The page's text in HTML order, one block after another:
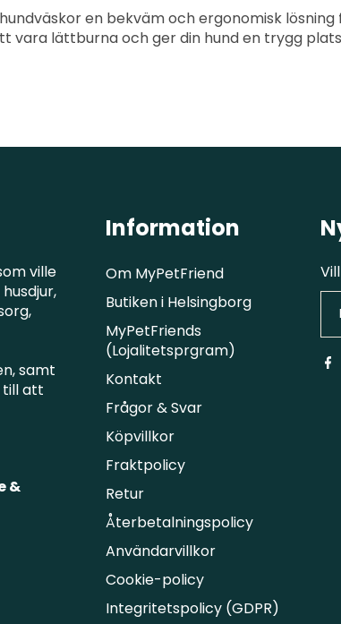
en bekväm och ergonomisk
vara lättburna och ger din hund en trygg
ville
samt
till att
&
Information
Om MyPetFriend
Butiken i Helsingborg
MyPetFriends
(Lojalitetsprgram)
Kontakt
Frågor & Svar
Köpvillkor
Fraktpolicy
Retur
Återbetalningspolicy
Användarvillkor
Cookie-policy
Integritetspolicy (GDPR)